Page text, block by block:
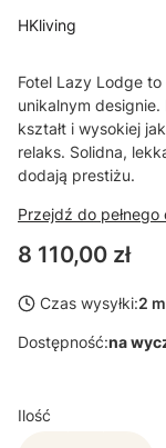
HKliving
Fotel Lazy Lodge
unikalnym designie.
kształt i wysokiej
relaks. Solidna,
dodają prestiżu.
Przejdź do pełnego
Cena
8 110,00 zł
Czas wysyłki:2
Dostępność:na
Ilość